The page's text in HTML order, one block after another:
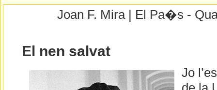
Joan F. Mira | El Pa�s -
El nen salvat
Jo